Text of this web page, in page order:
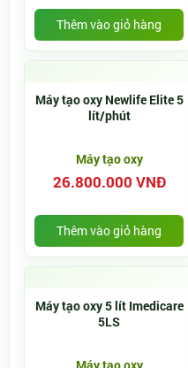
Thêm vào giỏ hàng
Máy tạo oxy Newlife Elite 5
lít/phút
Máy tạo oxy
26.800.000 VNĐ
Thêm vào giỏ hàng
Máy tạo oxy 5 lít Imedicare
5LS